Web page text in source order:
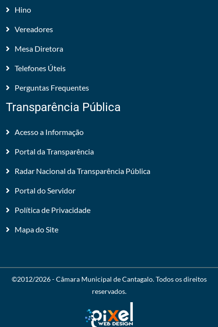
Hino
Vereadores
Mesa Diretora
Telefones Úteis
Perguntas Frequentes
Transparência Pública
Acesso a Informação
Portal da Transparência
Radar Nacional da Transparência Pública
Portal do Servidor
Política de Privacidade
Mapa do Site
©2012/2026 -Câmara Municipal de Cantagalo. Todos os direitos
reservados.